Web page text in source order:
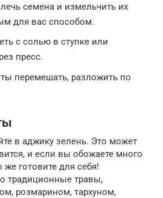
семена и измельчить их
для вас способом.
с солью в ступке или
пресс.
перемешать, разложить по
в аджику зелень. Это может
и если вы обожаете много
же готовите для себя!
традиционные травы,
розмарином, тархуном,